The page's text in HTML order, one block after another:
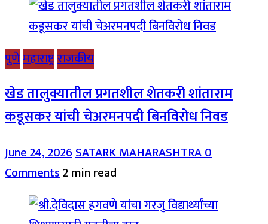
पुणेमहाराष्ट्रराजकीय
खेड तालुक्यातील प्रगतशील शेतकरी शांताराम
कडूसकर यांची चेअरमनपदी बिनविरोध निवड
June 24, 2026SATARK MAHARASHTRA0
Comments2 min read